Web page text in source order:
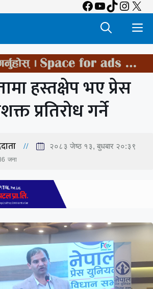
Facebook
YouTube
TikTok
X
हस्तक्षेप भए प्रेस
प्रतिरोध गर्ने
२०८३ जेष्ठ १३, बुधबार २०:३९
जना